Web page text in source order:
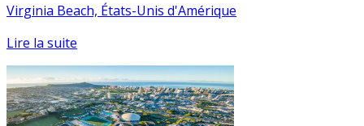
Virginia Beach, États-Unis d'Amérique
Lire la suite